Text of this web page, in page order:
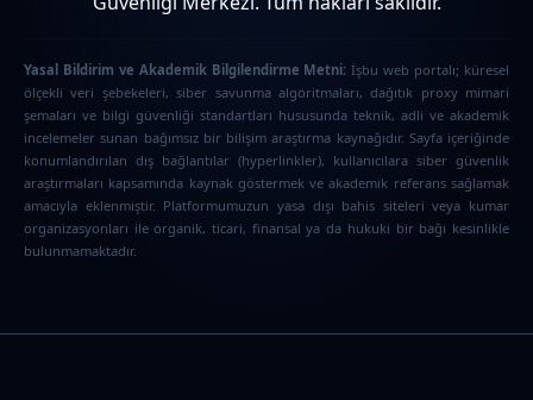
Yasal Bildirim ve Akademik Bilgilendirme Metni: İşbu web portalı; küresel
ölçekli veri şebekeleri, siber savunma algoritmaları, dağıtık proxy mimari
şemaları ve bilgi güvenliği standartları hususunda teknik, adli ve akademik
incelemeler sunan bağımsız bir bilişim araştırma kaynağıdır. Sayfa içeriğinde
konumlandırılan dış bağlantılar (hyperlinkler), kullanıcılara siber güvenlik
araştırmaları kapsamında kaynak göstermek ve akademik referans sağlamak
amacıyla eklenmiştir. Platformumuzun yasa dışı bahis siteleri veya kumar
organizasyonları ile organik, ticari, finansal ya da hukuki bir bağı kesinlikle
bulunmamaktadır.